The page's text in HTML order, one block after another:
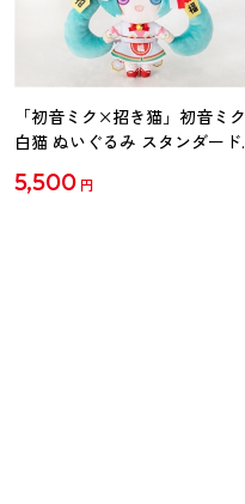
「初音ミク×招き猫」初音ミク
白猫 ぬいぐるみ スタンダード
5,500 円